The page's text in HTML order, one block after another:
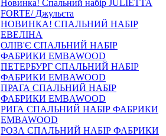
Новинка! Спальний набір JULIETTA
FORTE/ Джульєта
НОВИНКА! СПАЛЬНИЙ НАБІР
ЕВЕЛІНА
ОЛІВ'Є СПАЛЬНИЙ НАБІР
ФАБРИКИ EMBAWOOD
ПЕТЕРБУРГ СПАЛЬНИЙ НАБІР
ФАБРИКИ EMBAWOOD
ПРАГА СПАЛЬНИЙ НАБІР
ФАБРИКИ EMBAWOOD
РИГА СПАЛЬНИЙ НАБІР ФАБРИКИ
EMBAWOOD
РОЗА СПАЛЬНИЙ НАБІР ФАБРИКИ